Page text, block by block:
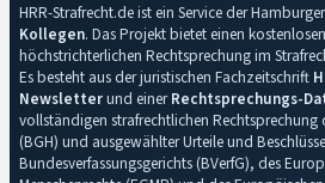
HRR-Strafrecht.de ist ein Service der
Kollegen. Das Projekt bietet einen
höchstrichterlichen Rechtsprechung im
Es besteht aus der juristischen Fachzeitschrift
Newsletterund einerRechtsprechungs-
vollständigen strafrechtlichen Rechtsprechung
(BGH) und ausgewählter Urteile und
Bundesverfassungsgerichts (BVerfG), des